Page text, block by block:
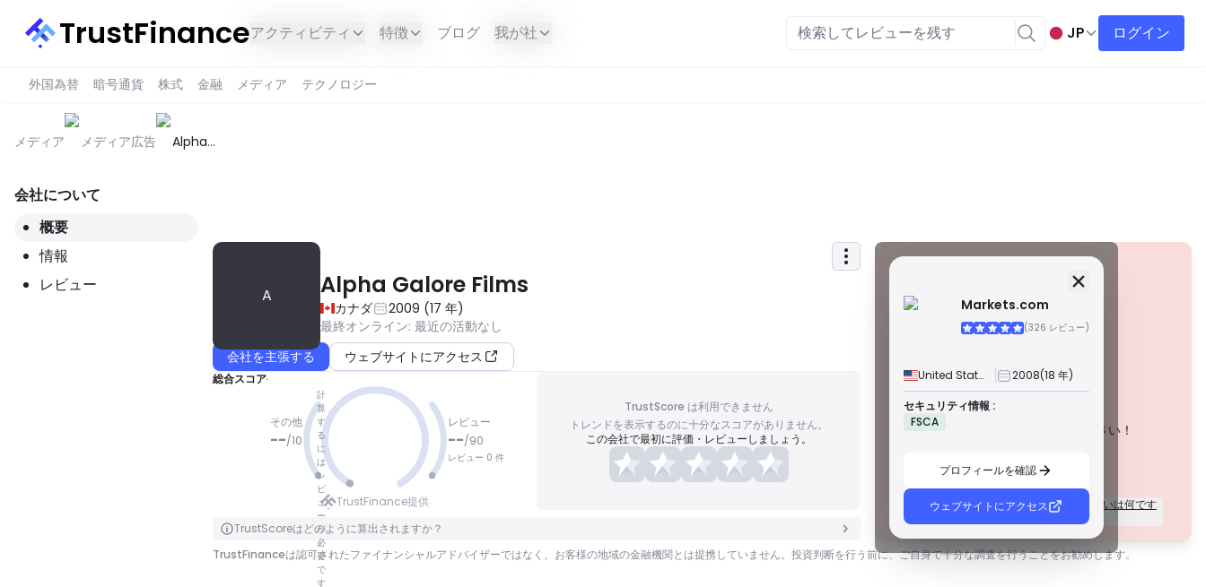
TrustFinanceアクティビティ 特徴 ブログ 我が社 JP ログイン
外国為替 暗号通貨 株式 金融 メディア テクノロジー
メディア メディア広告
Alpha
会社について
概要
情報
レビュー
A Alpha Galore Films
カナダ 2009 (17 年)
最終オンライン: 最近の活動なし
会社を主張する
ウェブサイトにアクセス
総合スコア
その他
--/10
計
算
す
る
に
は
レ
ビ
ュ
ー
が
必
要
で
す
点数なし
クリックで裏返す
レビュー
--/90
レビュー 0 件
TrustFinance提供
TrustScore は利用できません
トレンドを表示するのに十分なスコアがありません。
この会社で最初に評価・レビューしましょう。
TrustScoreはどのように算出されますか？
Markets.com
(326 レビュー)
United States 2008(18 年)
セキュリティ情報 :
FSCA
プロフィールを確認
ウェブサイトにアクセス
セキュリティ情報
警告
この会社は現在
潜在的なリスクにご注意ください！
ライセンスのグレードごとの規制の違いは何です
ライセンス
世界的に有名な規制当局によって発行されたこれらのライ
ます。紛争解決とAML/CTF基準の遵守は、セキュリティを
さらに強化します。
尊敬される地域規制当局によって付与されたこれらのライ
センスは、資金の分別管理、財務報告、補償制度などの強
んが、信頼できる地域保護を提供します。
新興市場の規制当局によって発行されたこれらのライセン
スは、最低資本要件やAMLポリシーなどの基本的な保護を
提供します。監督はそれほど厳格ではないため、トレーダ
ーは注意して安全対策を確認する必要があります。
D級ライセンス
TrustFinanceは認可されたファイナンシャルアドバイザーではなく、お客様の地域の金融機関とは提携していません。投資判断を行う前に、ご自身で十分な調査を行うことをお勧めします。